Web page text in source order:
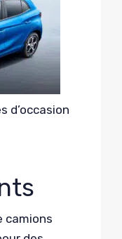
d’occasion
camions